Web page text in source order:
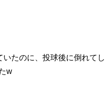
たのに、投球後に倒れてし
w